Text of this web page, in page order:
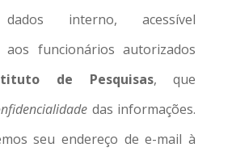
interno, acessível
aos funcionários autorizados
de Pesquisas, que
das informações.
seu endereço de e-mail à